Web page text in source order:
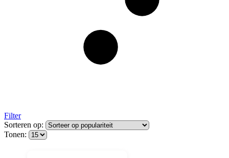
Filter
Sorteren op:
Tonen: